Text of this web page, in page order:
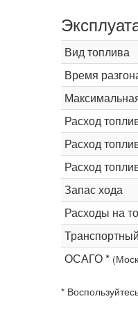
Вид топлива
Время
Расход
Расход
Расход
Запас хода
Расходы на
ОСАГО *
*